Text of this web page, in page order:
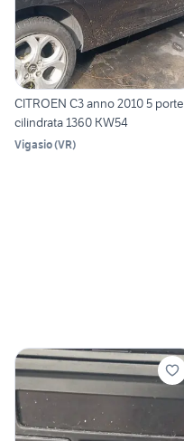
CITROEN C3 anno 2010 5 porte
cilindrata 1360 KW54
Vigasio(VR)